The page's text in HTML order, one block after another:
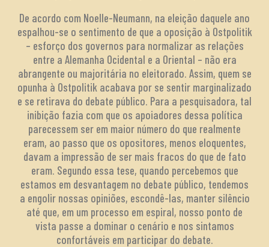
De acordo com Noelle-Neumann, na eleição daquele ano
espalhou-se o sentimento de que a oposição à Ostpolitik
– esforço dos governos para normalizar as relações
entre a Alemanha Ocidental e a Oriental – não era
abrangente ou majoritária no eleitorado. Assim, quem se
opunha à Ostpolitik acabava por se sentir marginalizado
e se retirava do debate público. Para a pesquisadora, tal
inibição fazia com que os apoiadores dessa política
parecessem ser em maior número do que realmente
eram, ao passo que os opositores, menos eloquentes,
davam a impressão de ser mais fracos do que de fato
eram. Segundo essa tese, quando percebemos que
estamos em desvantagem no debate público, tendemos
a engolir nossas opiniões, escondê-las, manter silêncio
até que, em um processo em espiral, nosso ponto de
vista passe a dominar o cenário e nos sintamos
confortáveis em participar do debate.